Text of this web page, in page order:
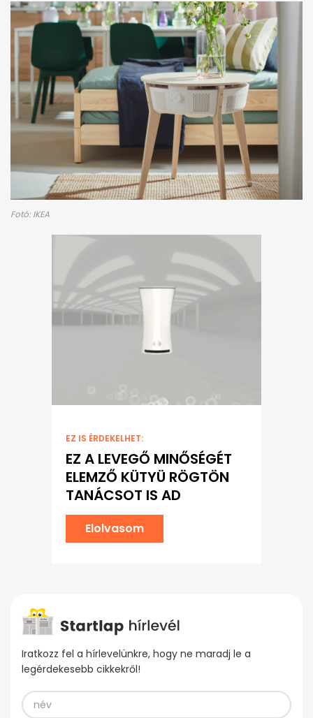
Fotó: IKEA
EZ IS ÉRDEKELHET:
EZ A LEVEGŐ MINŐSÉGÉT
ELEMZŐ KÜTYÜ RÖGTÖN
TANÁCSOT IS AD
Elolvasom
Iratkozz fel a hírlevelünkre, hogy ne maradj le a
legérdekesebb cikkekről!